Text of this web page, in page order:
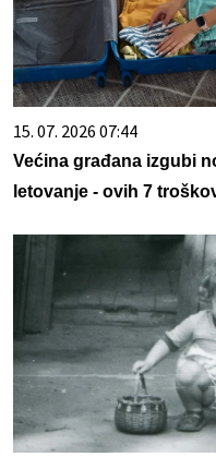
15. 07. 2026 07:44
Većina građana izgubi
letovanje - ovih 7